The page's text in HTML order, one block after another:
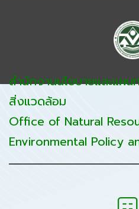
สำนักงานนโยบายและแผ
สิ่งแวดล้อม
Office of Natural
Environmental Policy